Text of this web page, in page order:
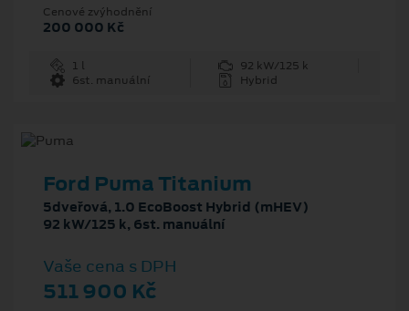
Cenové zvýhodnění
200 000 Kč
1 l
92 kW/125 k
6st. manuální
Hybrid
Ford Puma Titanium
5dveřová, 1.0 EcoBoost Hybrid (mHEV)
92 kW/125 k, 6st. manuální
Vaše cena s DPH
511 900 Kč